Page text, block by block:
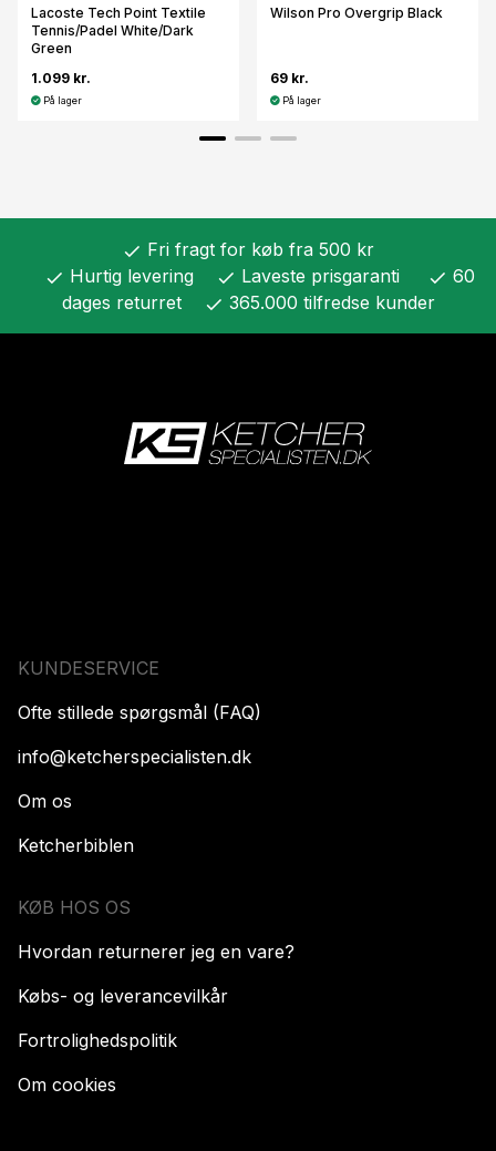
Lacoste Tech Point Textile
Tennis/Padel White/Dark
Green
1.099 kr.
På lager
Wilson Pro Overgrip Black
69 kr.
På lager
check Fri fragt for køb fra 500 kr
check Hurtig levering check Laveste prisgaranti check 60
dages returret
check 365.000 tilfredse kunder
KUNDESERVICE
Ofte stillede spørgsmål (FAQ)
info@ketcherspecialisten.dk
Om os
Ketcherbiblen
KØB HOS OS
Hvordan returnerer jeg en vare?
Købs- og leverancevilkår
Fortrolighedspolitik
Om cookies